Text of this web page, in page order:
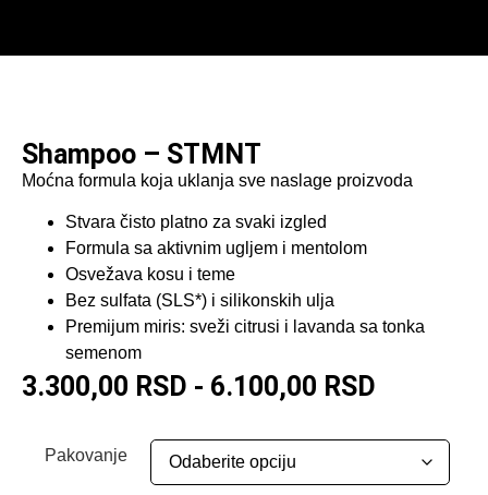
Shampoo – STMNT
Moćna formula koja uklanja sve naslage proizvoda
Stvara čisto platno za svaki izgled
Formula sa aktivnim ugljem i mentolom
Osvežava kosu i teme
Bez sulfata (SLS*) i silikonskih ulja
Premijum miris: sveži citrusi i lavanda sa tonka
semenom
3.300,00 RSD - 6.100,00 RSD
Pakovanje